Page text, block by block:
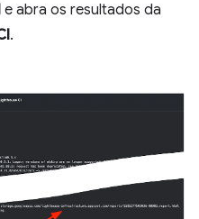
e abra os resultados da
.